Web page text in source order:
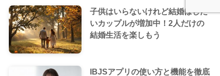
子供はいらないけれど結婚はした
いカップルが増加中！2人だけの
結婚生活を楽しもう
IBJSアプリの使い方と機能を徹底